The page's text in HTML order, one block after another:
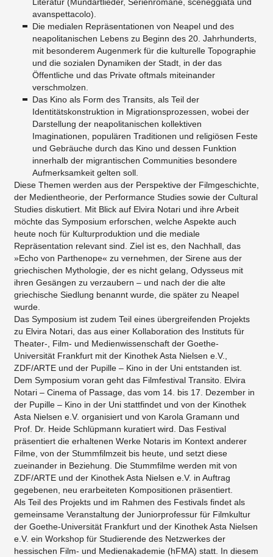
Literatur (Mundartlieder, Serienromane, sceneggiata und
avanspettacolo).
Die medialen Repräsentationen von Neapel und des
neapolitanischen Lebens zu Beginn des 20. Jahrhunderts,
mit besonderem Augenmerk für die kulturelle Topographie
und die sozialen Dynamiken der Stadt, in der das
Öffentliche und das Private oftmals miteinander
verschmolzen.
Das Kino als Form des Transits, als Teil der
Identitätskonstruktion in Migrationsprozessen, wobei der
Darstellung der neapolitanischen kollektiven
Imaginationen, populären Traditionen und religiösen Feste
und Gebräuche durch das Kino und dessen Funktion
innerhalb der migrantischen Communities besondere
Aufmerksamkeit gelten soll.
Diese Themen werden aus der Perspektive der Filmgeschichte,
der Medientheorie, der Performance Studies sowie der Cultural
Studies diskutiert. Mit Blick auf Elvira Notari und ihre Arbeit
möchte das Symposium erforschen, welche Aspekte auch
heute noch für Kulturproduktion und die mediale
Repräsentation relevant sind. Ziel ist es, den Nachhall, das
»Echo von Parthenope« zu vernehmen, der Sirene aus der
griechischen Mythologie, der es nicht gelang, Odysseus mit
ihren Gesängen zu verzaubern – und nach der die alte
griechische Siedlung benannt wurde, die später zu Neapel
wurde.
Das Symposium ist zudem Teil eines übergreifenden Projekts
zu Elvira Notari, das aus einer Kollaboration des Instituts für
Theater-, Film- und Medienwissenschaft der Goethe­‐
Universität Frankfurt mit der Kinothek Asta Nielsen e.V.,
ZDF/ARTE und der Pupille – Kino in der Uni entstanden ist.
Dem Symposium voran geht das Filmfestival Transito. Elvira
Notari – Cinema of Passage, das vom 14. bis 17. Dezember in
der Pupille – Kino in der Uni stattfindet und von der Kinothek
Asta Nielsen e.V. organisiert und von Karola Gramann und
Prof. Dr. Heide Schlüpmann kuratiert wird. Das Festival
präsentiert die erhaltenen Werke Notaris im Kontext anderer
Filme, von der Stummfilmzeit bis heute, und setzt diese
zueinander in Beziehung. Die Stummfilme werden mit von
ZDF/ARTE und der Kinothek Asta Nielsen e.V. in Auftrag
gegebenen, neu erarbeiteten Kompositionen präsentiert.
Als Teil des Projekts und im Rahmen des Festivals findet als
gemeinsame Veranstaltung der Juniorprofessur für Filmkultur
der Goethe­‐Universität Frankfurt und der Kinothek Asta Nielsen
e.V. ein Workshop für Studierende des Netzwerkes der
hessischen Film­‐ und Medienakademie (hFMA) statt. In diesem